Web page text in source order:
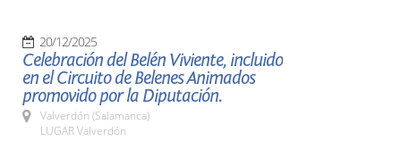
20/12/2025
Celebración del Belén Viviente, incluido
en el Circuito de Belenes Animados
promovido por la Diputación.
Valverdón (Salamanca)
LUGAR Valverdón